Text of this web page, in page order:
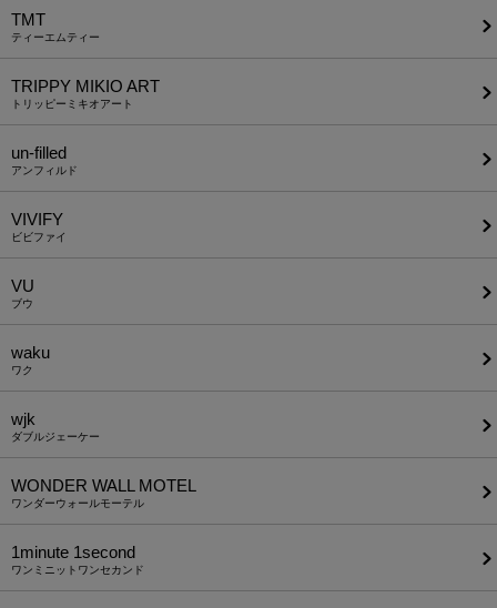
TMT
ティーエムティー
TRIPPY MIKIO ART
トリッピーミキオアート
un-filled
アンフィルド
VIVIFY
ビビファイ
VU
ブウ
waku
ワク
wjk
ダブルジェーケー
WONDER WALL MOTEL
ワンダーウォールモーテル
1minute​ 1second
ワンミニットワンセカンド